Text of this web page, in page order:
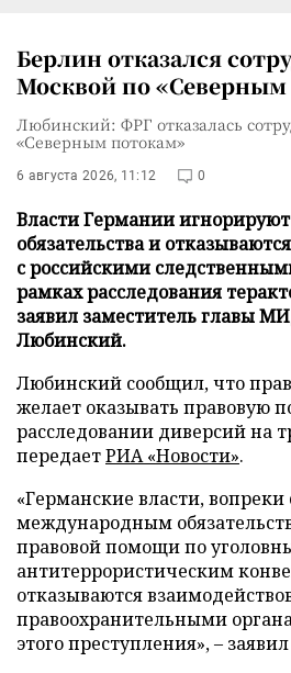
Берлин отказался
Москвой по
Любинский: ФРГ отказалась
«Северным потокам»
6 августа 2026, 11:12 0
Власти Германии
обязательства и
с российскими
рамках расследования
заявил заместитель главы
Любинский.
Любинский сообщил, что
желает оказывать правовую
расследовании диверсий на
передаетРИА «Новости».
«Германские власти,
международным
правовой помощи по
антитеррористическим
отказываются
правоохранительными
этого преступления», –